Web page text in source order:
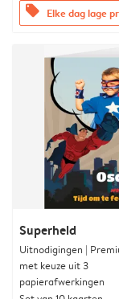
offers Elke dag lage
Superheld
Uitnodigingen |
met keuze uit 3
papierafwerkingen